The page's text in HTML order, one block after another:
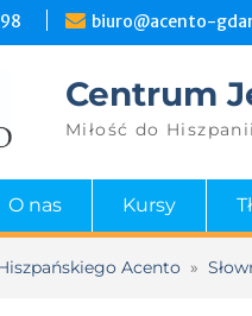
biuro@acento-
Centrum
Miłość do
O nas Kursy
Acento »